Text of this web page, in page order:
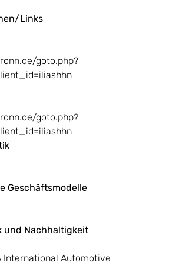
Links
goto.php?
goto.php?
Geschäftsmodelle
und Nachhaltigkeit
International Automotive